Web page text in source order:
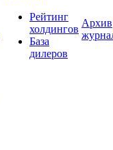
Рейтинг
холдингов
База
дилеров
Архив